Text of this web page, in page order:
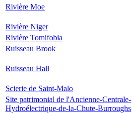
Rivière Moe
Rivière Niger
Rivière Tomifobia
Ruisseau Brook
Ruisseau Hall
Scierie de Saint-Malo
Site patrimonial de l'Ancienne-Centrale-
Hydroélectrique-de-la-Chute-Burroughs